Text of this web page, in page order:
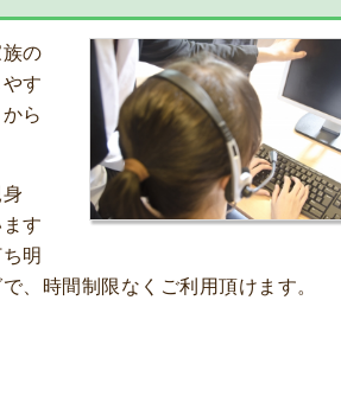
の
す
ら
身
す
明
、時間制限なくご利用頂けます。